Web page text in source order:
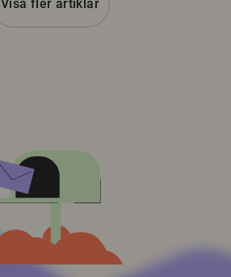
Visa fler artiklar